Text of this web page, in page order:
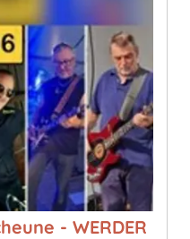
- WERDER